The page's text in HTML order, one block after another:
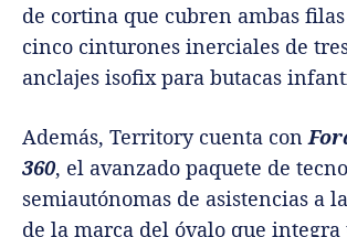
de cortina que cubren ambas
cinco cinturones inerciales de
anclajes isofix para butacas
Además, Territory cuenta con
360, el avanzado paquete de
semiautónomas de asistencias a
de la marca del óvalo que integra